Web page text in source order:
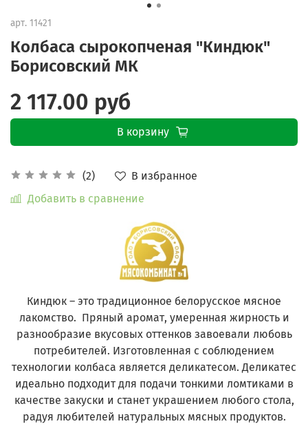
арт. 11421
Колбаса сырокопченая "Киндюк"
Борисовский МК
(2)
В избранное
Добавить в сравнение
2 117.00 руб
В корзину
Киндюк – это традиционное белорусское мясное
лакомство. Пряный аромат, умеренная жирность и
разнообразие вкусовых оттенков завоевали любовь
потребителей. Изготовленная с соблюдением
технологии колбаса является деликатесом. Деликатес
идеально подходит для подачи тонкими ломтиками в
качестве закуски и станет украшением любого стола,
радуя любителей натуральных мясных продуктов.